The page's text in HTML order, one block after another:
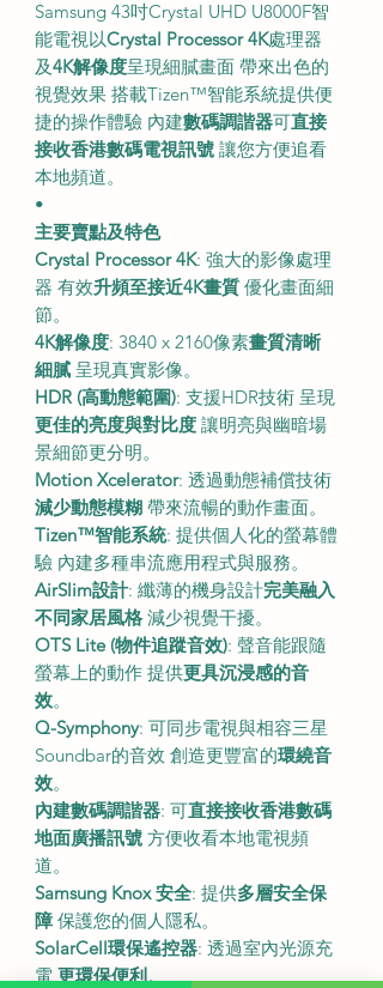
Samsung 43吋Crystal UHD U8000F智
能電視以Crystal Processor 4K處理器
及4K解像度呈現細膩畫面 帶來出色的
視覺效果 搭載Tizen™智能系統提供便
捷的操作體驗 內建數碼調諧器可直接
接收香港數碼電視訊號 讓您方便追看
本地頻道。
•
主要賣點及特色
Crystal Processor 4K: 強大的影像處理
器 有效升頻至接近4K畫質 優化畫面細
節。
4K解像度: 3840 x 2160像素畫質清晰
細膩 呈現真實影像。
HDR (高動態範圍): 支援HDR技術 呈現
更佳的亮度與對比度 讓明亮與幽暗場
景細節更分明。
Motion Xcelerator: 透過動態補償技術
減少動態模糊 帶來流暢的動作畫面。
Tizen™智能系統: 提供個人化的螢幕體
驗 內建多種串流應用程式與服務。
AirSlim設計: 纖薄的機身設計完美融入
不同家居風格減少視覺干擾。
OTS Lite (物件追蹤音效): 聲音能跟隨
螢幕上的動作 提供更具沉浸感的音
效。
Q-Symphony: 可同步電視與相容三星
Soundbar的音效 創造更豐富的環繞音
效。
內建數碼調諧器: 可直接接收香港數碼
地面廣播訊號 方便收看本地電視頻
道。
Samsung Knox 安全: 提供多層安全保
障保護您的個人隱私。
SolarCell環保遙控器: 透過室內光源充
電 更環保便利。